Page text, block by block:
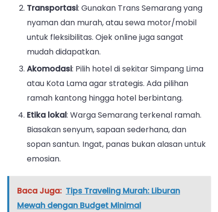
Transportasi: Gunakan Trans Semarang yang
nyaman dan murah, atau sewa motor/mobil
untuk fleksibilitas. Ojek online juga sangat
mudah didapatkan.
Akomodasi: Pilih hotel di sekitar Simpang Lima
atau Kota Lama agar strategis. Ada pilihan
ramah kantong hingga hotel berbintang.
Etika lokal: Warga Semarang terkenal ramah.
Biasakan senyum, sapaan sederhana, dan
sopan santun. Ingat, panas bukan alasan untuk
emosian.
Baca Juga: Tips Traveling Murah: Liburan
Mewah dengan Budget Minimal